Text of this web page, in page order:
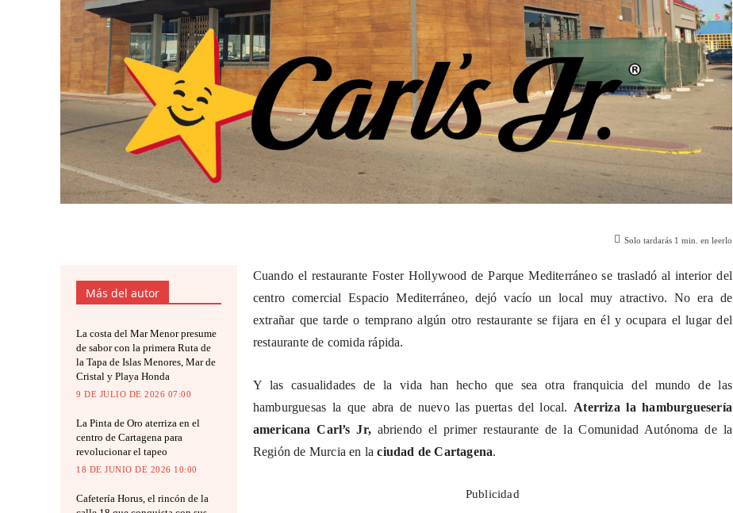
Solo tardarás 1 min. en leerlo
Más del autor
La costa del Mar Menor presume
de sabor con la primera Ruta de
la Tapa de Islas Menores, Mar de
Cristal y Playa Honda
9 DE JULIO DE 2026 07:00
La Pinta de Oro aterriza en el
centro de Cartagena para
revolucionar el tapeo
18 DE JUNIO DE 2026 10:00
Cafetería Horus, el rincón de la
Cuando el restaurante Foster Hollywood de Parque Mediterráneo se trasladó al interior del
centro comercial Espacio Mediterráneo, dejó vacío un local muy atractivo. No era de
extrañar que tarde o temprano algún otro restaurante se fijara en él y ocupara el lugar del
restaurante de comida rápida.
Y las casualidades de la vida han hecho que sea otra franquicia del mundo de las
hamburguesas la que abra de nuevo las puertas del local. Aterriza la hamburguesería
americana Carl’s Jr,abriendo el primer restaurante de la Comunidad Autónoma de la
Región de Murcia en laciudad de Cartagena.
Publicidad